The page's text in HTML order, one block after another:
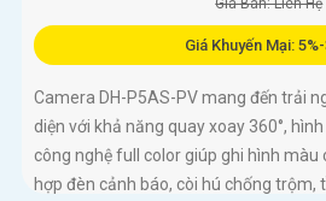
Giá Khuyến Mại:
Camera DH-P5AS-PV mang đến trải
diện với khả năng quay xoay 360°,
công nghệ full color giúp ghi hình màu
hợp đèn cảnh báo, còi hú chống trộm,